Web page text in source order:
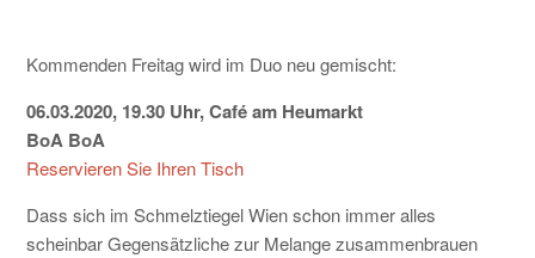
Kommenden Freitag wird im Duo neu gemischt:
06.03.2020, 19.30 Uhr, Café am Heumarkt
BoA BoA
Reservieren Sie Ihren Tisch
Dass sich im Schmelztiegel Wien schon immer alles
scheinbar Gegensätzliche zur Melange zusammenbrauen